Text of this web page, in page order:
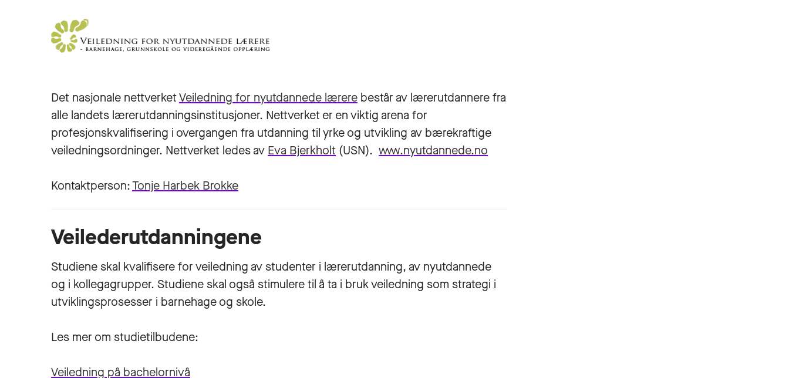
Det nasjonale nettverketVeiledning for nyutdannede lærere består av lærerutdannere fra
alle landets lærerutdanningsinstitusjoner. Nettverket er en viktig arena for
profesjonskvalifisering i overgangen fra utdanning til yrke og utvikling av bærekraftige
veiledningsordninger. Nettverket ledes av Eva Bjerkholt (USN). www.nyutdannede.no
Kontaktperson:Tonje Harbek Brokke
Veilederutdanningene
Studiene skal kvalifisere for veiledning av studenter i lærerutdanning, av nyutdannede
og i kollegagrupper. Studiene skal også stimulere til å ta i bruk veiledning som strategi i
utviklingsprosesser i barnehage og skole.
Les mer om studietilbudene:
Veiledning på bachelornivå